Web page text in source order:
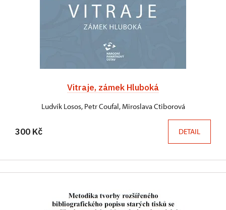
Vitraje, zámek Hluboká
Ludvík Losos, Petr Coufal, Miroslava Ctiborová
300 Kč DETAIL